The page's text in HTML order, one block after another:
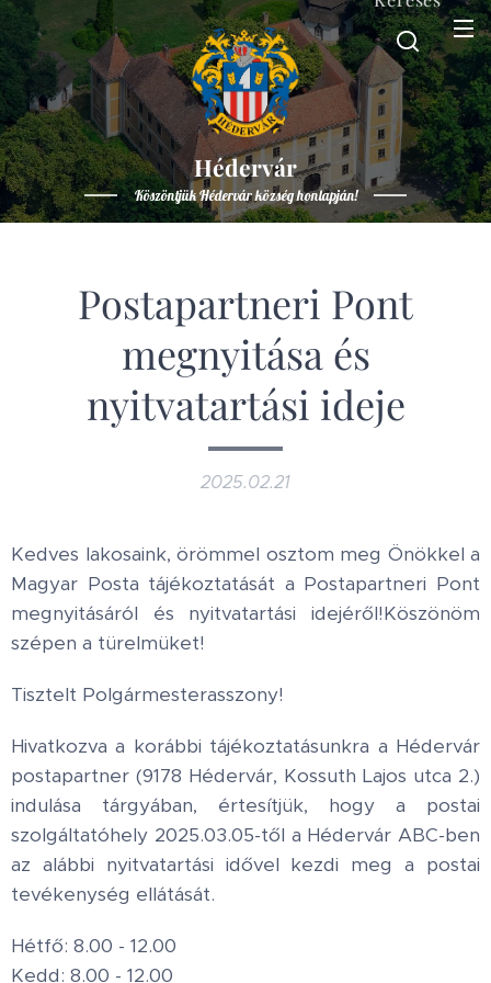
Hédervár
Köszöntjük Hédervár község honlapján!
Postapartneri Pont
megnyitása és
nyitvatartási ideje
2025.02.21
Kedves lakosaink, örömmel osztom meg Önökkel a
Magyar Posta tájékoztatását a Postapartneri Pont
megnyitásáról és nyitvatartási idejéről!Köszönöm
szépen a türelmüket!
Tisztelt Polgármesterasszony!
Hivatkozva a korábbi tájékoztatásunkra a Hédervár
postapartner (9178 Hédervár, Kossuth Lajos utca 2.)
indulása tárgyában, értesítjük, hogy a postai
szolgáltatóhely 2025.03.05-től a Hédervár ABC-ben
az alábbi nyitvatartási idővel kezdi meg a postai
tevékenység ellátását.
Hétfő: 8.00 - 12.00
Kedd: 8.00 - 12.00